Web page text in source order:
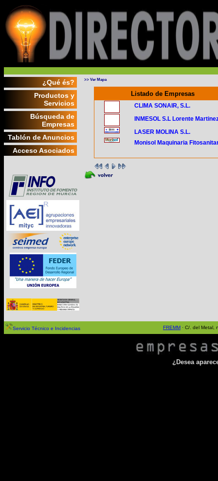
¿Qué és?
Productos y
Servicios
Búsqueda de
Empresas
Tablón de Anuncios
Acceso Asociados
>> Ver Mapa
Listado de Empresas
CLIMA SONAIR, S.L.
INMESOL S.L Lorente
LASER MOLINA S.L.
Monisol Maquinaria
Servicio Técnico e Incidencias FREMM · C/. del Metal,
¿Desea